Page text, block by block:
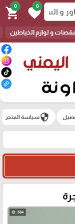
0
favorite
0
shopping_cart
و لوازم الخياطين
securityسياسة المتجر